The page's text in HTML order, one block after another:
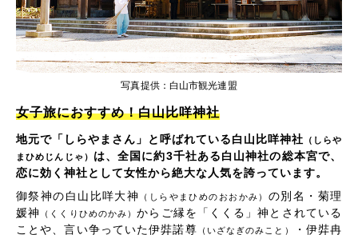
女子旅におすすめ！白山比咩神社
地元で「しらやまさん」と呼ばれている白山比咩神社 （しらや
まひめじんじゃ） は、全国に約3千社ある白山神社の総本宮で、
恋に効く神社として女性から絶大な人気を誇っています。
御祭神の白山比咩大神
（しらやまひめのおおかみ） の別名・菊理
媛神
（くくりひめのかみ）からご縁を「くくる」神とされている
ことや、言い争っていた伊弉諾尊 （いざなぎのみこと）
・伊弉冉
写真提供：白山市観光連盟